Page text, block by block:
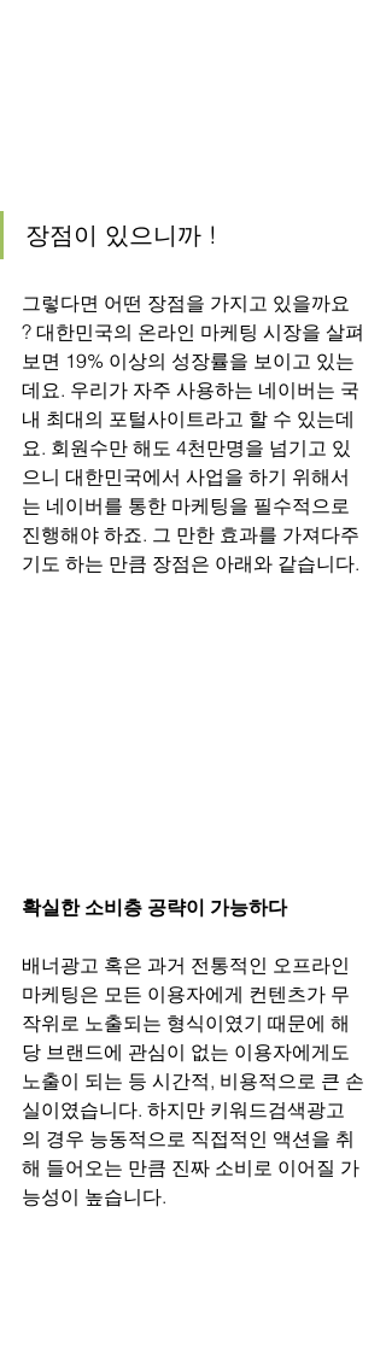
장점이 있으니까 !
그렇다면 어떤 장점을 가지고 있을까요
? 대한민국의 온라인 마케팅 시장을 살펴
보면 19% 이상의 성장률을 보이고 있는
데요. 우리가 자주 사용하는 네이버는 국
내 최대의 포털사이트라고 할 수 있는데
요. 회원수만 해도 4천만명을 넘기고 있
으니 대한민국에서 사업을 하기 위해서
는 네이버를 통한 마케팅을 필수적으로
진행해야 하죠. 그 만한 효과를 가져다주
기도 하는 만큼 장점은 아래와 같습니다.
확실한 소비층 공략이 가능하다
배너광고 혹은 과거 전통적인 오프라인
마케팅은 모든 이용자에게 컨텐츠가 무
작위로 노출되는 형식이였기 때문에 해
당 브랜드에 관심이 없는 이용자에게도
노출이 되는 등 시간적, 비용적으로 큰 손
실이였습니다. 하지만 키워드검색광고
의 경우 능동적으로 직접적인 액션을 취
해 들어오는 만큼 진짜 소비로 이어질 가
능성이 높습니다.